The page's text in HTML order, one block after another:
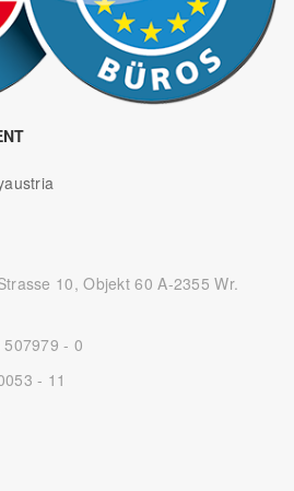
10, Objekt 60 A-2355 Wr.
- 0
- 11